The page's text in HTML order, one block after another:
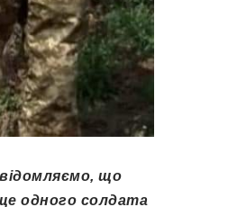
що
одного солдата